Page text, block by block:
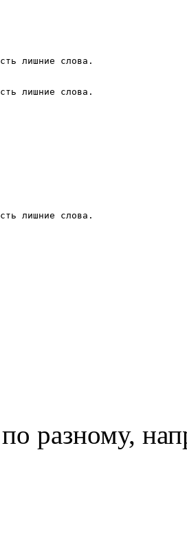
лишние слова.
лишние слова.
лишние слова.
разному,